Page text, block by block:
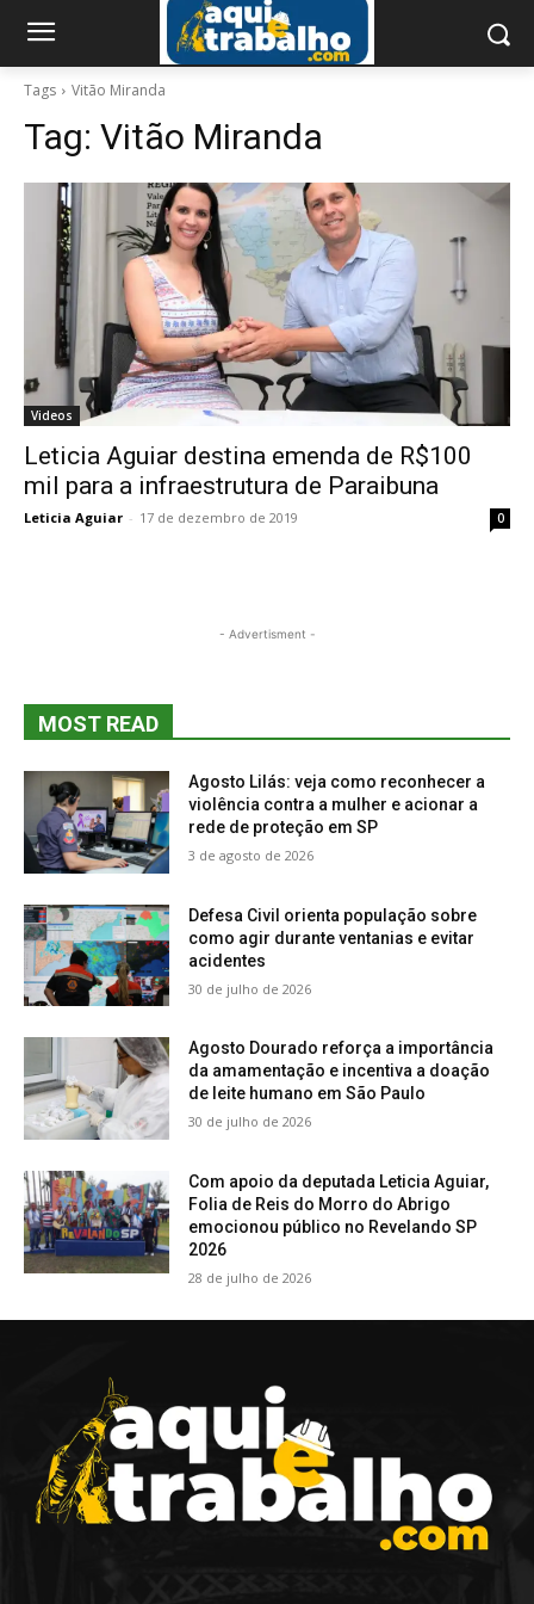
Tags Vitão Miranda
Tag: Vitão Miranda
Videos
Leticia Aguiar destina emenda de R$100
mil para a infraestrutura de Paraibuna
Leticia Aguiar - 17 de dezembro de 2019 0
- Advertisment -
MOST READ
Agosto Lilás: veja como reconhecer a
violência contra a mulher e acionar a
rede de proteção em SP
3 de agosto de 2026
Defesa Civil orienta população sobre
como agir durante ventanias e evitar
acidentes
30 de julho de 2026
Agosto Dourado reforça a importância
da amamentação e incentiva a doação
de leite humano em São Paulo
30 de julho de 2026
Com apoio da deputada Leticia Aguiar,
Folia de Reis do Morro do Abrigo
emocionou público no Revelando SP
2026
28 de julho de 2026